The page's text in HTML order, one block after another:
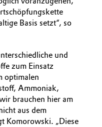
Basis setzt“, so
und
zum Einsatz
optimalen
Ammoniak,
brauchen hier am
aus dem
Komorowski. „Diese